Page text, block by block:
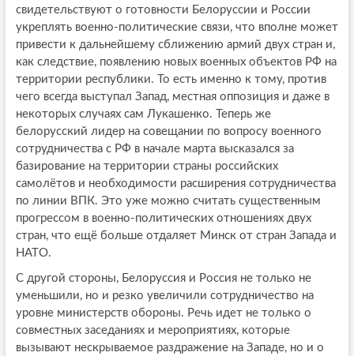
свидетельствуют о готовности Белоруссии и России
укреплять военно-политические связи, что вполне может
привести к дальнейшему сближению армий двух стран и,
как следствие, появлению новых военных объектов РФ на
территории республики. То есть именно к тому, против
чего всегда выступал Запад, местная оппозиция и даже в
некоторых случаях сам Лукашенко. Теперь же
белорусский лидер на совещании по вопросу военного
сотрудничества с РФ в начале марта высказался за
базирование на территории страны российских
самолётов и необходимости расширения сотрудничества
по линии ВПК. Это уже можно считать существенным
прогрессом в военно-политических отношениях двух
стран, что ещё больше отдаляет Минск от стран Запада и
НАТО.
С другой стороны, Белоруссия и Россия не только не
уменьшили, но и резко увеличили сотрудничество на
уровне министерств обороны. Речь идет не только о
совместных заседаниях и мероприятиях, которые
вызывают нескрываемое раздражение на Западе, но и о